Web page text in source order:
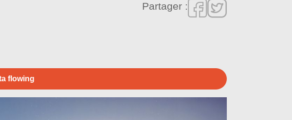
Partager :
flowing